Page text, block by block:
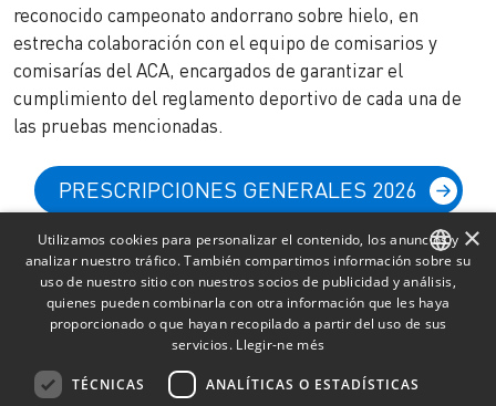
reconocido campeonato andorrano sobre hielo, en
estrecha colaboración con el equipo de comisarios y
comisarías del ACA, encargados de garantizar el
cumplimiento del reglamento deportivo de cada una de
las pruebas mencionadas.
PRESCRIPCIONES GENERALES 2026
CATALAN
×
Utilizamos cookies para personalizar el contenido, los anuncios y
analizar nuestro tráfico. También compartimos información sobre su
uso de nuestro sitio con nuestros socios de publicidad y análisis,
quienes pueden combinarla con otra información que les haya
proporcionado o que hayan recopilado a partir del uso de sus
servicios. Llegir-ne més
TÉCNICAS ANALÍTICAS O ESTADÍSTICAS